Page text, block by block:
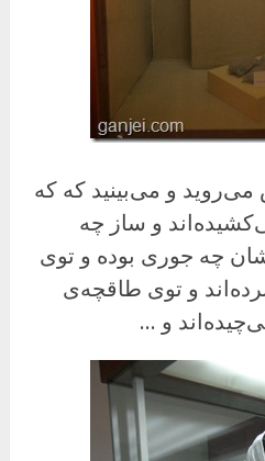
و می‌بینید که که
و ساز چه
چه جوری بوده و توی
و توی طاقچه‌ی
و …